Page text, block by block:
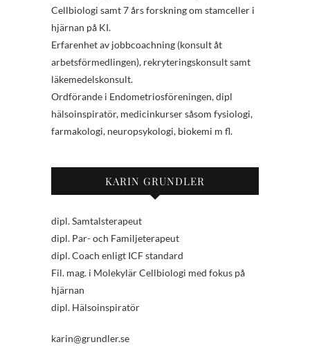
Cellbiologi samt 7 års forskning om stamceller i
hjärnan på KI.
Erfarenhet av jobbcoachning (konsult åt
arbetsförmedlingen), rekryteringskonsult samt
läkemedelskonsult.
Ordförande i Endometriosföreningen, dipl
hälsoinspiratör, medicinkurser såsom fysiologi,
farmakologi, neuropsykologi, biokemi m fl.
KARIN GRUNDLER
dipl. Samtalsterapeut
dipl. Par- och Familjeterapeut
dipl. Coach enligt ICF standard
Fil. mag. i Molekylär Cellbiologi med fokus på
hjärnan
dipl. Hälsoinspiratör
karin@grundler.se